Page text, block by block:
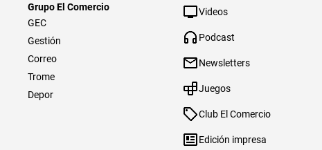
Grupo El Comercio
GEC
Gestión
Correo
Trome
Depor
Videos
Podcast
Newsletters
Juegos
Club El Comercio
Edición impresa